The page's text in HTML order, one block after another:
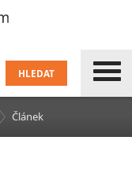
Článek